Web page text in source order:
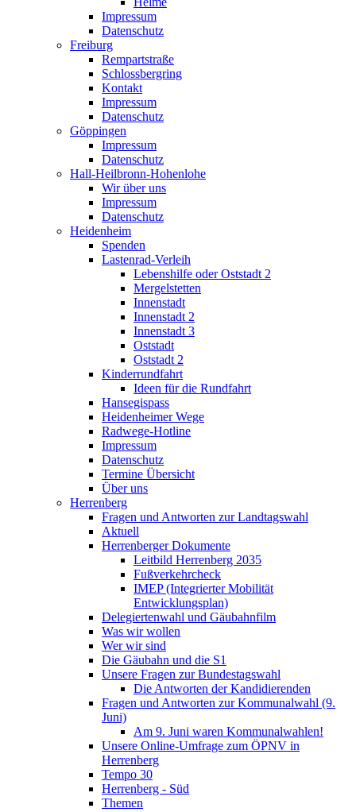
Impressum
Datenschutz
Freiburg
Rempartstraße
Schlossbergring
Kontakt
Impressum
Datenschutz
Göppingen
Impressum
Datenschutz
Hall-Heilbronn-Hohenlohe
Wir über uns
Impressum
Datenschutz
Heidenheim
Spenden
Lastenrad-Verleih
Lebenshilfe oder Oststadt 2
Mergelstetten
Innenstadt
Innenstadt 2
Innenstadt 3
Oststadt
Oststadt 2
Kinderrundfahrt
Ideen für die Rundfahrt
Hansegispass
Heidenheimer Wege
Radwege-Hotline
Impressum
Datenschutz
Termine Übersicht
Über uns
Herrenberg
Fragen und Antworten zur Landtagswahl
Aktuell
Herrenberger Dokumente
Leitbild Herrenberg 2035
Fußverkehrcheck
IMEP (Integrierter Mobilität
Entwicklungsplan)
Delegiertenwahl und Gäubahnfilm
Was wir wollen
Wer wir sind
Die Gäubahn und die S1
Unsere Fragen zur Bundestagswahl
Die Antworten der Kandidierenden
Fragen und Antworten zur Kommunalwahl (9.
Juni)
Am 9. Juni waren Kommunalwahlen!
Unsere Online-Umfrage zum ÖPNV in
Herrenberg
Tempo 30
Herrenberg - Süd
Themen